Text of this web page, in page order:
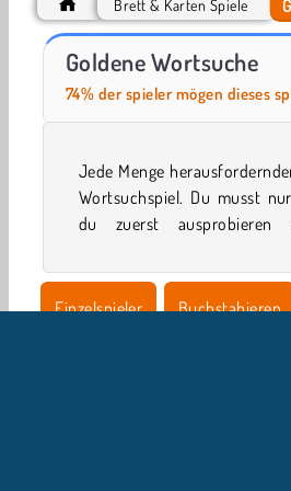
Car Parking City Duel
Brett & Karten Spiele
Goldene Wortsuche
74% der spieler mögen dieses
Jede Menge
Wortsuchspiel. Du musst
du zuerst ausprobieren
verschiedenen Arten von
Einzelspieler Buchstabieren